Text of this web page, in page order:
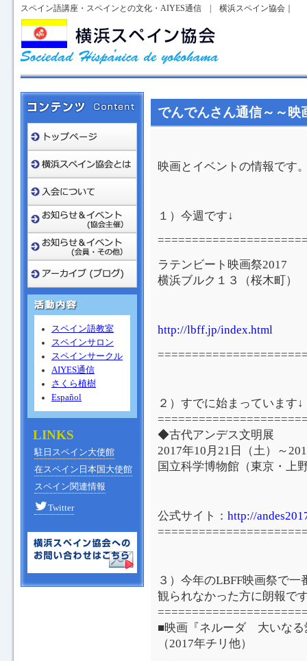
スペイン語講座・スペインとの文化・AIYES通信 | 横浜スペイン協会｜
スペイン語教室
スペインサロン
スペインサークル
AIYES通信
さくら植樹
Español
LINKS
駐日スペイン大使館
在スペイン日本国大使館
スペイン関連情報
Twitter
でんでんさん通信～～映
映画とイベントの情報です
１）今週です↓
ラテンビート映画祭2017
横浜ブルク１３（桜木町）
http://lbff.jp/index.html
２）すでに始まっています↓
◆古代アンデス文明展
2017年10月21日（土）～
国立科学博物館（東京・上
公式サイト： http://
３）今年のLBFF映画祭で
観られなかった方に朗報で
■映画『ネルーダ 大いなる
（2017年チリ他）